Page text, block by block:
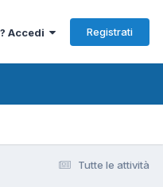
Accedi Registrati
Tutte le attività